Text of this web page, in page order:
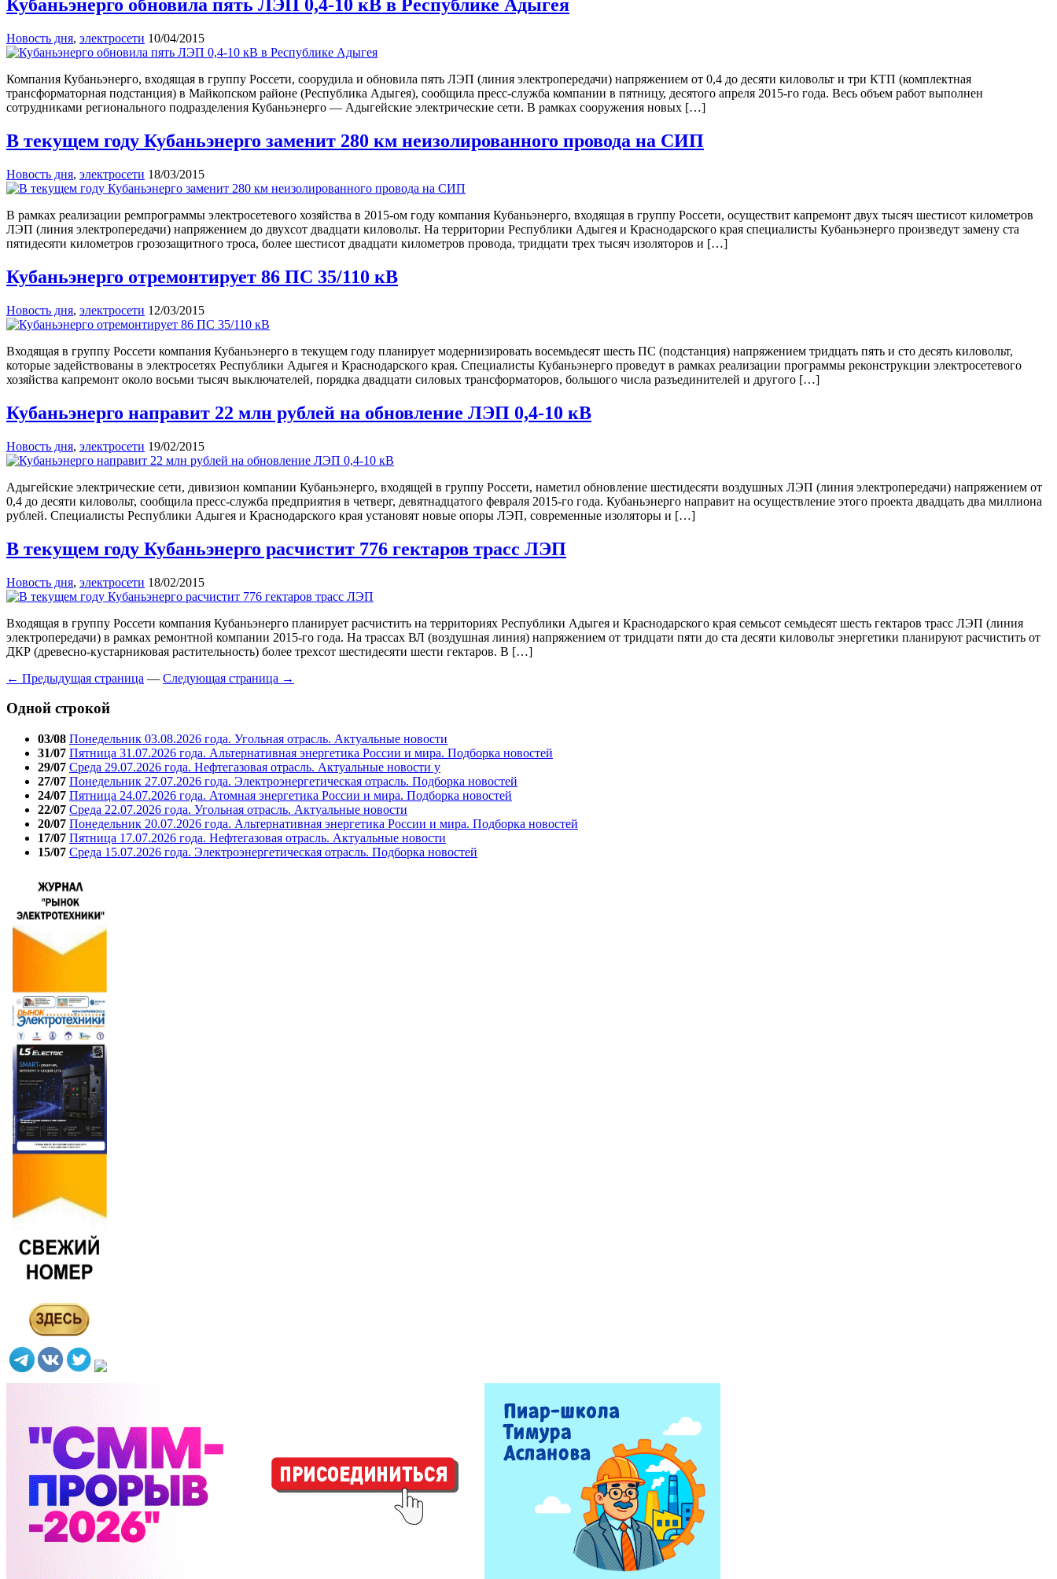
Кубаньэнерго обновила пять ЛЭП 0,4-10 кВ в Республике Адыгея
Новость дня, электросети 10/04/2015
Компания Кубаньэнерго, входящая в группу Россети, соорудила и обновила пять ЛЭП (линия электропередачи) напряжением от 0,4 до десяти киловольт и три КТП (комплектная
трансформаторная подстанция) в Майкопском районе (Республика Адыгея), сообщила пресс-служба компании в пятницу, десятого апреля 2015-го года. Весь объем работ выполнен
сотрудниками регионального подразделения Кубаньэнерго — Адыгейские электрические сети. В рамках сооружения новых […]
В текущем году Кубаньэнерго заменит 280 км неизолированного провода на СИП
Новость дня, электросети 18/03/2015
В рамках реализации ремпрограммы электросетевого хозяйства в 2015-ом году компания Кубаньэнерго, входящая в группу Россети, осуществит капремонт двух тысяч шестисот километров
ЛЭП (линия электропередачи) напряжением до двухсот двадцати киловольт. На территории Республики Адыгея и Краснодарского края специалисты Кубаньэнерго произведут замену ста
пятидесяти километров грозозащитного троса, более шестисот двадцати километров провода, тридцати трех тысяч изоляторов и […]
Кубаньэнерго отремонтирует 86 ПС 35/110 кВ
Новость дня, электросети 12/03/2015
Входящая в группу Россети компания Кубаньэнерго в текущем году планирует модернизировать восемьдесят шесть ПС (подстанция) напряжением тридцать пять и сто десять киловольт,
которые задействованы в электросетях Республики Адыгея и Краснодарского края. Специалисты Кубаньэнерго проведут в рамках реализации программы реконструкции электросетевого
хозяйства капремонт около восьми тысяч выключателей, порядка двадцати силовых трансформаторов, большого числа разъединителей и другого […]
Кубаньэнерго направит 22 млн рублей на обновление ЛЭП 0,4-10 кВ
Новость дня, электросети 19/02/2015
Адыгейские электрические сети, дивизион компании Кубаньэнерго, входящей в группу Россети, наметил обновление шестидесяти воздушных ЛЭП (линия электропередачи) напряжением от
0,4 до десяти киловольт, сообщила пресс-служба предприятия в четверг, девятнадцатого февраля 2015-го года. Кубаньэнерго направит на осуществление этого проекта двадцать два миллиона
рублей. Специалисты Республики Адыгея и Краснодарского края установят новые опоры ЛЭП, современные изоляторы и […]
В текущем году Кубаньэнерго расчистит 776 гектаров трасс ЛЭП
Новость дня, электросети 18/02/2015
Входящая в группу Россети компания Кубаньэнерго планирует расчистить на территориях Республики Адыгея и Краснодарского края семьсот семьдесят шесть гектаров трасс ЛЭП (линия
электропередачи) в рамках ремонтной компании 2015-го года. На трассах ВЛ (воздушная линия) напряжением от тридцати пяти до ста десяти киловольт энергетики планируют расчистить от
ДКР (древесно-кустарниковая растительность) более трехсот шестидесяти шести гектаров. В […]
← Предыдущая страница — Следующая страница →
Одной строкой
03/08 Понедельник 03.08.2026 года. Угольная отрасль. Актуальные новости
31/07 Пятница 31.07.2026 года. Альтернативная энергетика России и мира. Подборка новостей
29/07 Среда 29.07.2026 года. Нефтегазовая отрасль. Актуальные новости у
27/07 Понедельник 27.07.2026 года. Электроэнергетическая отрасль. Подборка новостей
24/07 Пятница 24.07.2026 года. Атомная энергетика России и мира. Подборка новостей
22/07 Среда 22.07.2026 года. Угольная отрасль. Актуальные новости
20/07 Понедельник 20.07.2026 года. Альтернативная энергетика России и мира. Подборка новостей
17/07 Пятница 17.07.2026 года. Нефтегазовая отрасль. Актуальные новости
15/07 Среда 15.07.2026 года. Электроэнергетическая отрасль. Подборка новостей